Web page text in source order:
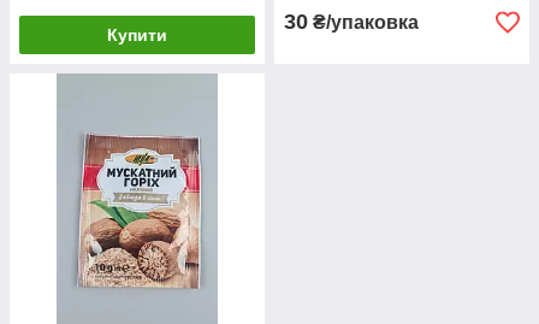
Купити
30 ₴/упаковка